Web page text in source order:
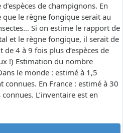
de champignons. En
que le règne fongique serait au
Si on estime le rapport de
et le règne fongique, il serait de
4 à 9 fois plus d’espèces de
!) Estimation du nombre
le monde : estimé à 1,5
En France : estimé à 30
L’inventaire est en